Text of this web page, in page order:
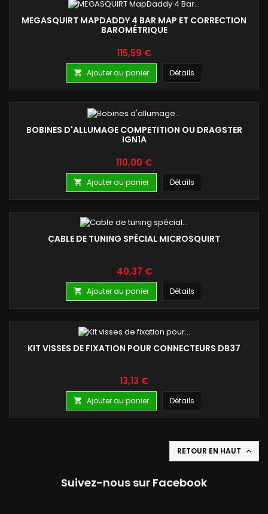
MEGASQUIRT MAPDADDY 4 BAR MAP ET CORRECTION
BAROMÉTRIQUE
Prix
115,59 €
 Ajouter au panier Détails
BOBINES D'ALLUMAGE COMPETITION OU DRAGSTER
IGN1A
Prix
110,00 €
 Ajouter au panier Détails
CABLE DE TUNING SPÉCIAL MICROSQUIRT
Prix
40,37 €
 Ajouter au panier Détails
KIT VISSES DE FIXATION POUR CONNECTEURS DB37
Prix
13,13 €
 Ajouter au panier Détails
RETOUR EN HAUT 
Suivez-nous sur Facebook